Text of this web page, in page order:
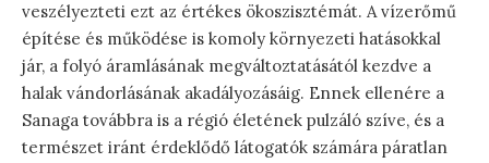
veszélyezteti ezt az értékes ökoszisztémát. A vízerőmű
építése és működése is komoly környezeti hatásokkal
jár, a folyó áramlásának megváltoztatásától kezdve a
halak vándorlásának akadályozásáig. Ennek ellenére a
Sanaga továbbra is a régió életének pulzáló szíve, és a
természet iránt érdeklődő látogatók számára páratlan